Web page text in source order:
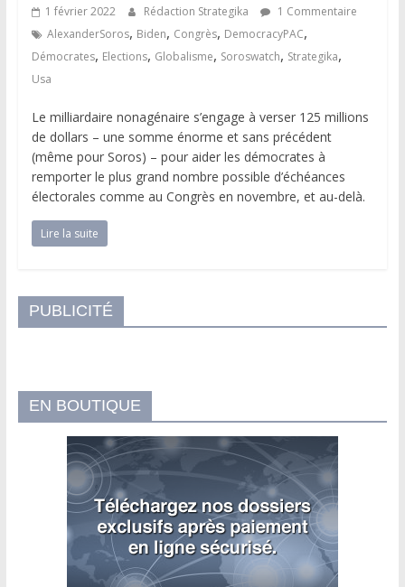
1 février 2022 Rédaction Strategika
1 Commentaire
AlexanderSoros, Biden, Congrès, DemocracyPAC,
Démocrates, Elections, Globalisme, Soroswatch, Strategika,
Usa
Le milliardaire nonagénaire s’engage à verser 125 millions
de dollars – une somme énorme et sans précédent
(même pour Soros) – pour aider les démocrates à
remporter le plus grand nombre possible d’échéances
électorales comme au Congrès en novembre, et au-delà.
Lire la suite
PUBLICITÉ
EN BOUTIQUE